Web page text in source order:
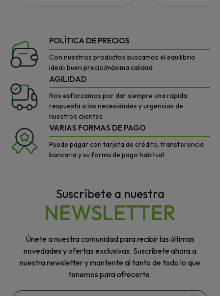
POLÍTICA DE PRECIOS
Con nuestros productos buscamos el equilibrio
ideal: buen precio/máxima calidad
AGILIDAD
Nos esforzamos por dar siempre una rápida
respuesta a las necesidades y urgencias de
nuestros clientes
VARIAS FORMAS DE PAGO
Puede pagar con tarjeta de crédito, transferencia
bancaria y su forma de pago habitual
Suscríbete a nuestra
NEWSLETTER
Únete a nuestra comunidad para recibir las últimas
novedades y ofertas exclusivas. Suscríbete ahora a
nuestra newsletter y mantente al tanto de todo lo que
tenemos para ofrecerte.